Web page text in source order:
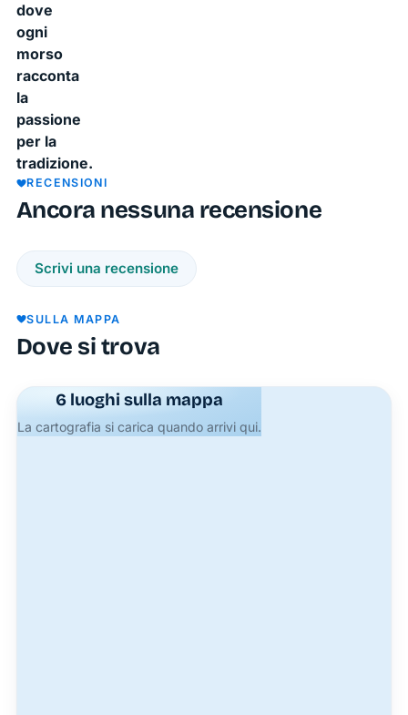
dove
ogni
morso
racconta
la
passione
per la
tradizione.
RECENSIONI
Ancora nessuna recensione
Scrivi una recensione
SULLA MAPPA
Dove si trova
6 luoghi sulla mappa
La cartografia si carica quando arrivi qui.